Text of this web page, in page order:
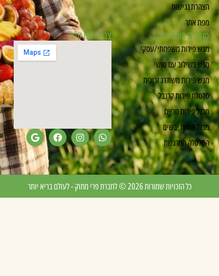
נגישות
אתר
פופולריים
פירות משפחתי/עסקי
בשילוב עם סושי
פירות משודרג זכוכית
פירות קרנבל
פירות טריים
פירות יבשים
המרגשת
צרו איתנו קשר
כל הזכויות שמורות 2026 © לחברת פרי מתוק - לעולם בריא יותר